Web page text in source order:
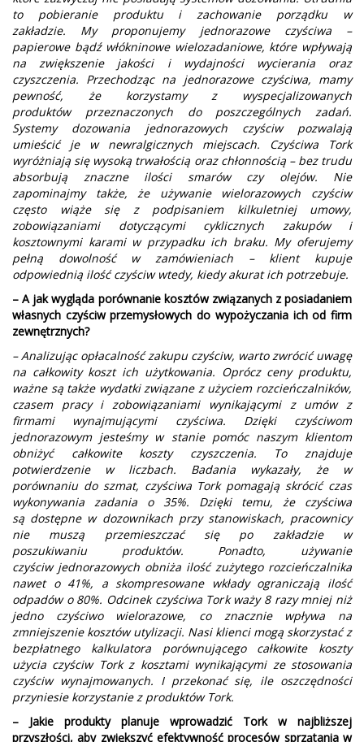
to pobieranie produktu i zachowanie porządku w
zakładzie. My proponujemy jednorazowe czyściwa –
papierowe bądź włókninowe wielozadaniowe, które wpływają
na zwiększenie jakości i wydajności wycierania oraz
czyszczenia. Przechodząc na jednorazowe czyściwa, mamy
pewność, że korzystamy z wyspecjalizowanych
produktów przeznaczonych do poszczególnych zadań.
Systemy dozowania jednorazowych czyściw pozwalają
umieścić je w newralgicznych miejscach. Czyściwa Tork
wyróżniają się wysoką trwałością oraz chłonnością – bez trudu
absorbują znaczne ilości smarów czy olejów. Nie
zapominajmy także, że używanie wielorazowych czyściw
często wiąże się z podpisaniem kilkuletniej umowy,
zobowiązaniami dotyczącymi cyklicznych zakupów i
kosztownymi karami w przypadku ich braku. My oferujemy
pełną dowolność w zamówieniach – klient kupuje
odpowiednią ilość czyściw wtedy, kiedy akurat ich potrzebuje.
– A jak wygląda porównanie kosztów związanych z posiadaniem
własnych czyściw przemysłowych do wypożyczania ich od firm
zewnętrznych?
– Analizując opłacalność zakupu czyściw, warto zwrócić uwagę
na całkowity koszt ich użytkowania. Oprócz ceny produktu,
ważne są także wydatki związane z użyciem rozcieńczalników,
czasem pracy i zobowiązaniami wynikającymi z umów z
firmami wynajmującymi czyściwa. Dzięki czyściwom
jednorazowym jesteśmy w stanie pomóc naszym klientom
obniżyć całkowite koszty czyszczenia. To znajduje
potwierdzenie w liczbach. Badania wykazały, że w
porównaniu do szmat, czyściwa Tork pomagają skrócić czas
wykonywania zadania o 35%. Dzięki temu, że czyściwa
są dostępne w dozownikach przy stanowiskach, pracownicy
nie muszą przemieszczać się po zakładzie w
poszukiwaniu produktów. Ponadto, używanie
czyściw jednorazowych obniża ilość zużytego rozcieńczalnika
nawet o 41%, a skompresowane wkłady ograniczają ilość
odpadów o 80%. Odcinek czyściwa Tork waży 8 razy mniej niż
jedno czyściwo wielorazowe, co znacznie wpływa na
zmniejszenie kosztów utylizacji. Nasi klienci mogą skorzystać z
bezpłatnego kalkulatora porównującego całkowite koszty
użycia czyściw Tork z kosztami wynikającymi ze stosowania
czyściw wynajmowanych. I przekonać się, ile oszczędności
przyniesie korzystanie z produktów Tork.
– Jakie produkty planuje wprowadzić Tork w najbliższej
przyszłości, aby zwiększyć efektywność procesów sprzątania w